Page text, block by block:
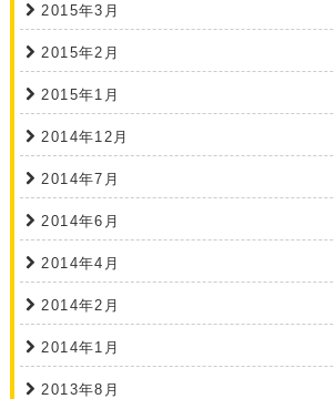
2015年3月
2015年2月
2015年1月
2014年12月
2014年7月
2014年6月
2014年4月
2014年2月
2014年1月
2013年8月